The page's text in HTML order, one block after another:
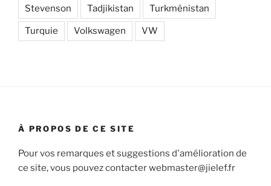
Stevenson Tadjikistan Turkménistan
Turquie Volkswagen VW
À PROPOS DE CE SITE
Pour vos remarques et suggestions d'amélioration de
ce site, vous pouvez contacter webmaster@jielef.fr